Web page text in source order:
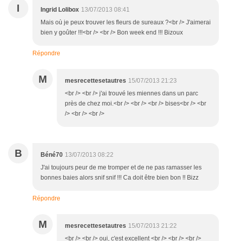
I Ingrid Lolibox 13/07/2013 08:41
Mais où je peux trouver les fleurs de sureaux ?<br /> J'aimerai
bien y goûter !!!<br /> <br /> Bon week end !!! Bizoux
Répondre
M mesrecettesetautres 15/07/2013 21:23
<br /> <br /> j'ai trouvé les miennes dans un parc
près de chez moi.<br /> <br /> <br /> bises<br /> <br
/> <br /> <br />
B Béné70 13/07/2013 08:22
J'ai toujours peur de me tromper et de ne pas ramasser les
bonnes baies alors snif snif !!! Ca doit être bien bon !! Bizz
Répondre
M mesrecettesetautres 15/07/2013 21:22
<br /> <br /> oui, c'est excellent <br /> <br /> <br />